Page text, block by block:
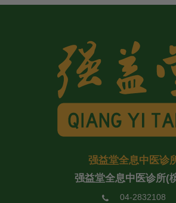
强益堂全息中医诊
强益堂全息中医诊所(
04-2832108